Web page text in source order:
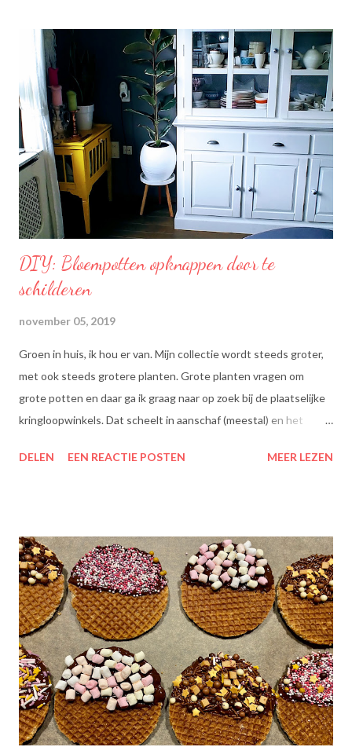
mengsel van zonnebloem-, lijnzaad- en koolzaadolie. Het bevat
Omega’s 3 & 6 die goed zijn voor hart en bloedvaten. Omega's 3
& 6 zijn meervoudig onverzadigde vetzuren, die het lichaam niet
zelf kan aanmaken. Ze dragen bij tot de instandhouding van een
normaal cholesterolgehalte in het bloed. Becel Dieetolie geeft
een optimale smaak aan uw gerechten, met behoud van de
smaak van uw originele ingrediënten. Naast warme toepassing
l...
DIY: Bloempotten opknappen door te
schilderen
november 05, 2019
Groen in huis, ik hou er van. Mijn collectie wordt steeds groter,
met ook steeds grotere planten. Grote planten vragen om
grote potten en daar ga ik graag naar op zoek bij de plaatselijke
kringloopwinkels. Dat scheelt in aanschaf (meestal) en het
voor onze planeet, nietwaar?
DELEN EEN REACTIE POSTEN MEER LEZEN